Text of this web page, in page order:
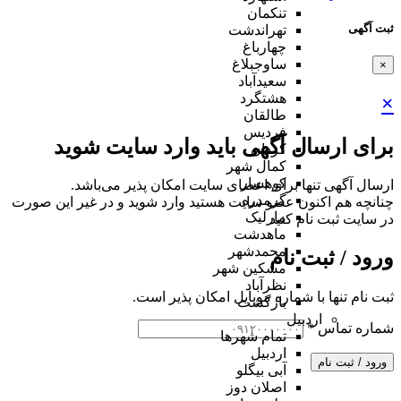
ثبت آگهی
×
×
برای ارسال آگهی باید وارد سایت شوید
ارسال آگهی تنها برای اعضای سایت امکان پذیر می‌باشد.
چنانچه هم‌ اکنون عضو سایت هستید وارد شوید و در غیر این صورت
در سایت ثبت نام کنید
ورود / ثبت نام
ثبت نام تنها با شماره موبایل امکان پذیر است.
شماره تماس*
ورود / ثبت نام
تنکمان
تهراندشت
چهارباغ
ساوجبلاغ
سعیدآباد
هشتگرد
طالقان
فردیس
کردان
کمال شهر
کوهسار
گرمدره
مارلیک
ماهدشت
محمدشهر
مشکین شهر
نظرآباد
بازگشت
اردبیل
تمام شهر‌ها
اردبیل
آبی بیگلو
اصلان دوز